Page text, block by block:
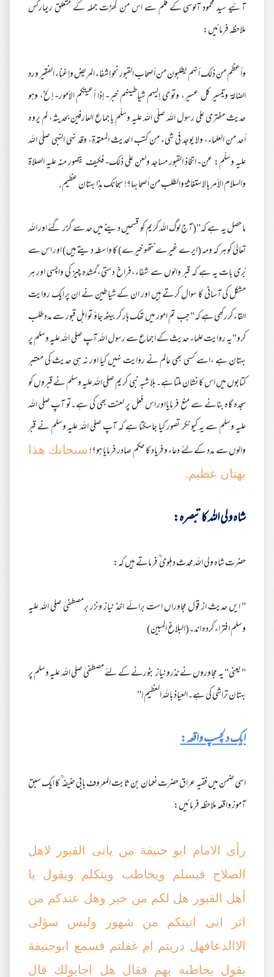
آئیے سید محمود آلوسی کے قلم سے اس من گھڑت جملہ کے متعلق ریمارکس
ملاحظہ فرمائیں:
وأعظم من ذلك أنهم يطلبون من أصحاب القبور نحو إشفاء المريض وإغناء الفقير ورد
الضالة وتيسير كل عسير، وتوحي إليهم شياطينهم خبر- إذا أعيتكم الأمور- إلخ، وهو
حديث مفترى على رسول الله صلّى الله عليه وسلّم بإجماع العارفين بحديثه، لم يروه
أحد من العلماء، ولا يوجد في شيء من كتب الحديث المعتمدة، وقد نهى النبي صلّى الله
عليه وسلّم: عن- اتخاذ القبور مساجد ولعن على ذلك- فكيف يتصور منه عليه الصلاة
والسلام الأمر بالاستغاثة والطلب من أصحابها؟! سبحانك هذا بهتان عظيم.
ما حصل یہ ہے کہ"(آج لوگ اللہ کریم کو قسمیں دینے میں حد سے گزر گئے اور اللہ
تعالیٰ کو ہر کہ ومہ (ایرے غیرے نتھو خیرے) کا واسطہ دیتے ہیں) اور اس سے
بُری بات یہ ہے کہ قبر والوں سے شفاء،فراخ دستی،گمشدہ چیز کی واپسی اور ہر
مشکل کی آسانی کا سوال کرتے ہیں اور ان کے شیاطین نے ان پر ایک روایت
القاء کررکھی ہے کہ" جب تم امور میں تھک ہار کر بیٹھ جاؤ تو اہل قبور سے مددطلب
کرو" یہ روایت علماء حدیث کے اجماع سے رسول اللہ آپ صلی اللہ علیہ وسلم پر
بہتان ہے ،اسے کسی بھی عالم نے روایت نہیں کیا اور نہ ہی حدیث کی معتبر
کتابوں میں اس کا نشان ملتا ہے۔بلا شبہ نبی کریم صلی اللہ علیہ وسلم نے قبروں کو
سجدہ گاہ بنانے سے منع فرمایااور اس فعل پر لعنت بھی کی ہے۔تو آپ صلی اللہ
علیہ وسلم سے یہ کیونکر تصور کیا جاسکتا ہے کہ آپ صلی اللہ علیہ وسلم نے قبر
والوں سے مدد کے لئے دعاء وفریاد کا حکم صادر فرمایا ہو؟! سبحانك هذا
بهتان عظيم.
شاہ ولی اللہ کا تبصرہ:
حضرت شاہ ولی اللہ محدث دہلوی ؒ فرماتے ہیں کہ:
" ایں حدیث از قول مجاوراں است برائے اخذ نیاز ونزر برمصطفیٰ صلی اللہ علیہ
وسلم افتراء کردہ اند۔(البلاغ المبین)
" یعنی" یہ مجاوروں نے نذرونیاز بٹورنے کے لئے مصطفیٰ صلی اللہ علیہ وسلم پر
بہتان تراشی کی ہے۔العیاذ باللہ العظیم!"
ایک دلچسپ واقعہ:
اسی ضمن میں فقیہ عراق حضرت نعمان بن ثابت المعروف بابی حنیفہ ؒ کا ایک سبق
آموز واقعہ ملاحظہ فرمائیں:
رأى الامام ابو حنيفة من ياتى القبور لاهل
الصلاح فيسلم ويخاطب ويتكلم ويقول يا
أهل القبور هل لكم من خبر وهل عندكم من
اثر انى اتيتكم من شهور وليس سؤلى
الاالدعافهل دريتم ام غفلتم فسمع ابوحنيفة
بقول يخاطبه بهم فقال هل اجابولك قال